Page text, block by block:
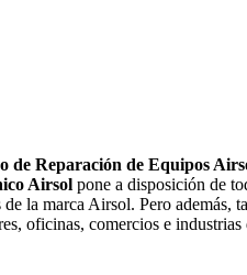
de Reparación de Equipos
Airsol pone a disposición de
la marca Airsol. Pero además,
oficinas, comercios e industrias